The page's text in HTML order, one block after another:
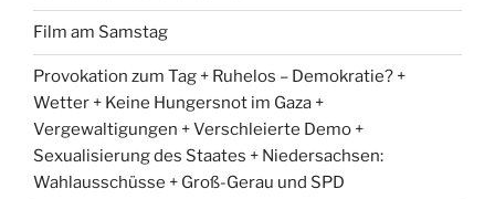
Film am Samstag
Provokation zum Tag + Ruhelos – Demokratie? +
Wetter + Keine Hungersnot im Gaza +
Vergewaltigungen + Verschleierte Demo +
Sexualisierung des Staates + Niedersachsen:
Wahlausschüsse + Groß-Gerau und SPD